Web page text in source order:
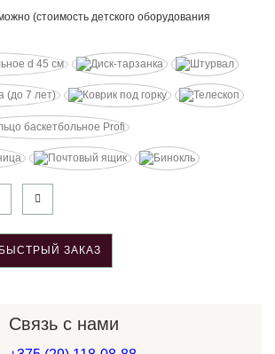
(стоимость детского оборудования
БЫСТРЫЙ ЗАКАЗ
Связь с нами